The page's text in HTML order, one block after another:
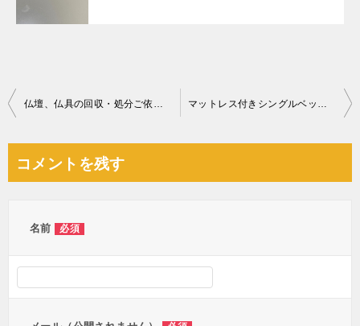
投
ビ
仏壇、仏具の回収・処分ご依頼 お客様の声 マットレス付きシングルベッドの回収・処分ご依頼 お客様の声
コメントを残す
名前 必須